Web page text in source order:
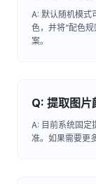
A: 默认随机模式
色，并将“配色
案。
Q: 提取图片
A: 目前系统固定
准。如果需要更